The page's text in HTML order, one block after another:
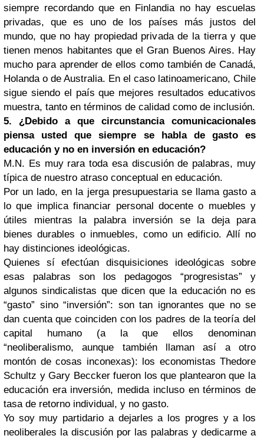
siempre recordando que en Finlandia no hay escuelas
privadas, que es uno de los países más justos del
mundo, que no hay propiedad privada de la tierra y que
tienen menos habitantes que el Gran Buenos Aires. Hay
mucho para aprender de ellos como también de Canadá,
Holanda o de Australia. En el caso latinoamericano, Chile
sigue siendo el país que mejores resultados educativos
muestra, tanto en términos de calidad como de inclusión.
5. ¿Debido a que circunstancia comunicacionales
piensa usted que siempre se habla de gasto es
educación y no en inversión en educación?
M.N. Es muy rara toda esa discusión de palabras, muy
típica de nuestro atraso conceptual en educación.
Por un lado, en la jerga presupuestaria se llama gasto a
lo que implica financiar personal docente o muebles y
útiles mientras la palabra inversión se la deja para
bienes durables o inmuebles, como un edificio. Allí no
hay distinciones ideológicas.
Quienes sí efectúan disquisiciones ideológicas sobre
esas palabras son los pedagogos “progresistas” y
algunos sindicalistas que dicen que la educación no es
“gasto” sino “inversión”: son tan ignorantes que no se
dan cuenta que coinciden con los padres de la teoría del
capital humano (a la que ellos denominan
“neoliberalismo, aunque también llaman así a otro
montón de cosas inconexas): los economistas Thedore
Schultz y Gary Beccker fueron los que plantearon que la
educación era inversión, medida incluso en términos de
tasa de retorno individual, y no gasto.
Yo soy muy partidario a dejarles a los progres y a los
neoliberales la discusión por las palabras y dedicarme a